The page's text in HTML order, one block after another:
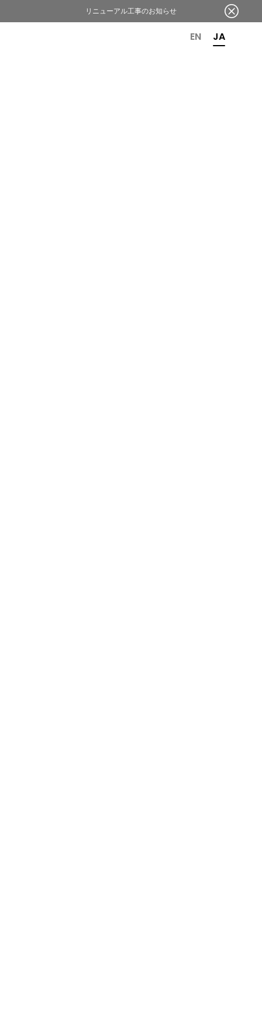
EN JA
リニューアル工事のお知らせ
OR 6TH ANNIVERSARY